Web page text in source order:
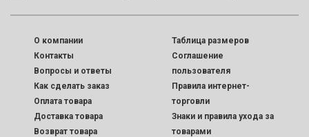
O компании
Контакты
Вопросы и ответы
Как сделать заказ
Оплата товара
Доставка товара
Возврат товара
Таблица размеров
Соглашение
пользователя
Правила интернет-
торговли
Знаки и правила ухода за
товарами